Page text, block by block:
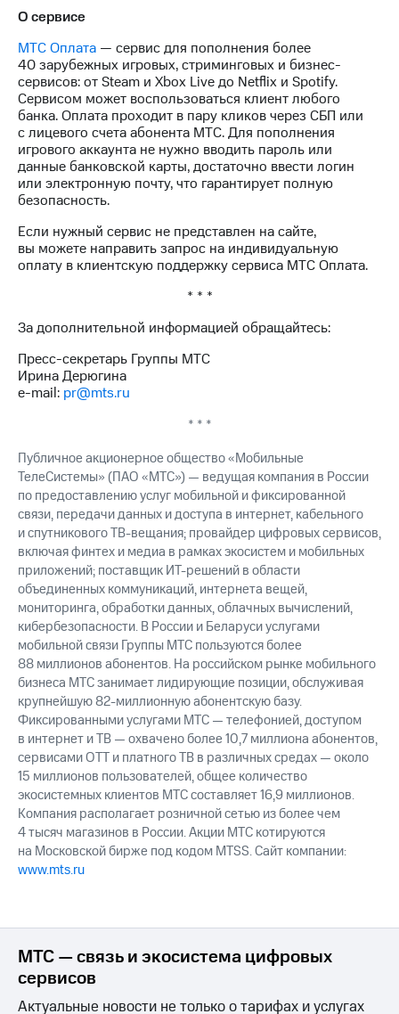
Акционерный
Контроль
и
аудит
Рынок
акций
Описание
Программа
приобретения
Порядок
выкупа
акций
Дивиденды
Описание
Уведомление
о
погашении
Регистратор
Реквизиты
Контакты
развитие
деловая этика
На главную
О сервисе
МТС Оплата — сервис для пополнения более
40 зарубежных игровых, стриминговых и бизнес-
сервисов: от Steam и Xbox Live до Netflix и Spotify.
Сервисом может воспользоваться клиент любого
банка. Оплата проходит в пару кликов через СБП или
с лицевого счета абонента МТС. Для пополнения
игрового аккаунта не нужно вводить пароль или
данные банковской карты, достаточно ввести логин
или электронную почту, что гарантирует полную
безопасность.
Если нужный сервис не представлен на сайте,
вы можете направить запрос на индивидуальную
оплату в клиентскую поддержку сервиса МТС Оплата.
* * *
За дополнительной информацией обращайтесь:
Пресс-секретарь Группы МТС
Ирина Дерюгина
e-mail: pr@mts.ru
* * *
Публичное акционерное общество «Мобильные
ТелеСистемы» (ПАО «МТС») — ведущая компания в России
по предоставлению услуг мобильной и фиксированной
связи, передачи данных и доступа в интернет, кабельного
и спутникового ТВ-вещания; провайдер цифровых сервисов,
включая финтех и медиа в рамках экосистем и мобильных
приложений; поставщик ИТ-решений в области
объединенных коммуникаций, интернета вещей,
мониторинга, обработки данных, облачных вычислений,
кибербезопасности. В России и Беларуси услугами
мобильной связи Группы МТС пользуются более
88 миллионов абонентов. На российском рынке мобильного
бизнеса МТС занимает лидирующие позиции, обслуживая
крупнейшую 82-миллионную абонентскую базу.
Фиксированными услугами МТС — телефонией, доступом
в интернет и ТВ — охвачено более 10,7 миллиона абонентов,
сервисами OTT и платного ТВ в различных средах — около
15 миллионов пользователей, общее количество
экосистемных клиентов МТС составляет 16,9 миллионов.
Компания располагает розничной сетью из более чем
4 тысяч магазинов в России. Акции МТС котируются
на Московской бирже под кодом MTSS. Сайт компании:
www.mts.ru
МТС — связь и экосистема цифровых
сервисов
Актуальные новости не только о тарифах и услугах